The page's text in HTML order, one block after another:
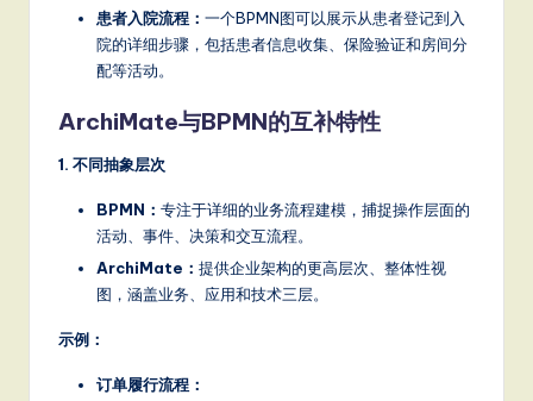
A
患者入院流程： 一个BPMN图可以展示从患者登记到入
院的详细步骤，包括患者信息收集、保险验证和房间分
配等活动。
ArchiMate与BPMN的互补特性
1. 不同抽象层次
BPMN： 专注于详细的业务流程建模，捕捉操作层面的
活动、事件、决策和交互流程。
ArchiMate： 提供企业架构的更高层次、整体性视
图，涵盖业务、应用和技术三层。
示例：
订单履行流程：